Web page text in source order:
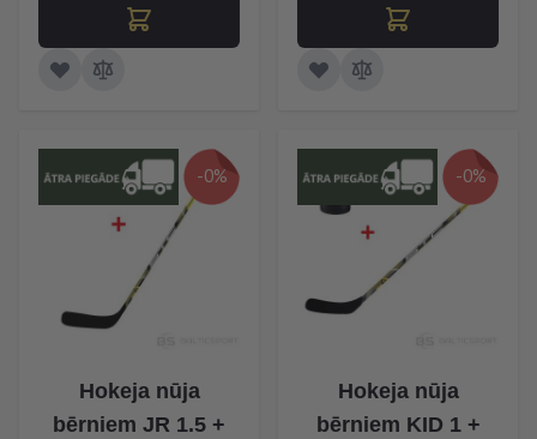
-0%
Hokeja nūja
bērniem JR 1.5 +
-0%
Hokeja nūja
bērniem KID 1 +